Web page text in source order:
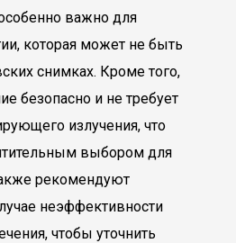
важно для
которая может не быть
снимках. Кроме того,
безопасно и не требует
излучения, что
выбором для
рекомендуют
неэффективности
чтобы уточнить